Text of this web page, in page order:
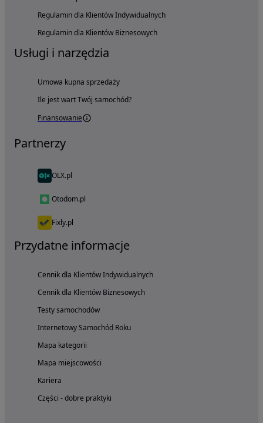
Regulamin dla Klientów Indywidualnych
Regulamin dla Klientów Biznesowych
Usługi i narzędzia
Umowa kupna sprzedaży
Ile jest wart Twój samochód?
Finansowanie
Partnerzy
OLX.pl
Otodom.pl
Fixly.pl
Przydatne informacje
Cennik dla Klientów Indywidualnych
Cennik dla Klientów Biznesowych
Testy samochodów
Internetowy Samochód Roku
Mapa kategorii
Mapa miejscowości
Kariera
Części - dobre praktyki